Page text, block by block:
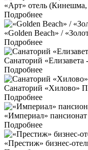
«Арт» отель (Кинешма,
Подробнее
«Golden Beach» /
Подробнее
Санаторий
Подробнее
Санаторий «Хилово»
Подробнее
«Империал»
Подробнее
«Престиж» бизнес-